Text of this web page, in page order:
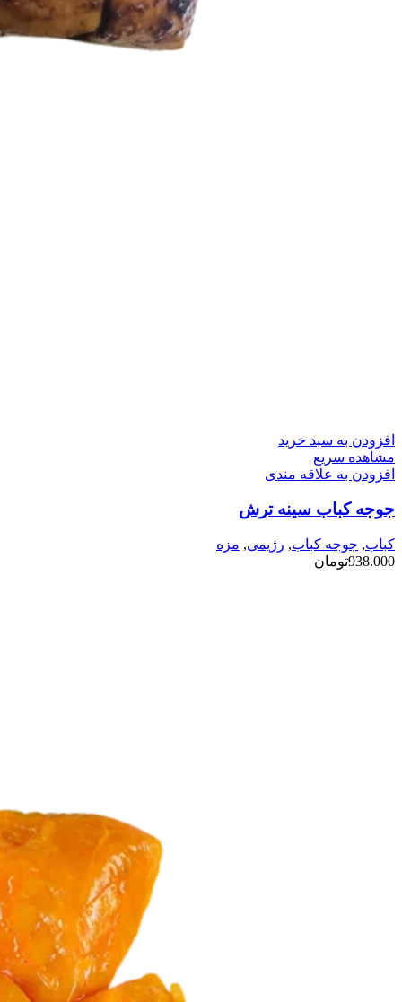
افزودن به سبد خرید
مشاهده سریع
افزودن به علاقه مندی
جوجه کباب سینه ترش
کباب, جوجه کباب, رژیمی, مزه
938.000تومان